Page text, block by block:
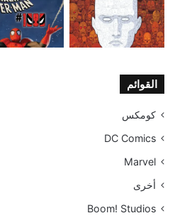
القوائم
كومكس
DC Comics
Marvel
أخرى
Boom! Studios